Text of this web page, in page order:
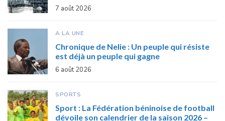
7 août 2026
A LA UNE
Chronique de Nelie : Un peuple qui résiste
est déjà un peuple qui gagne
6 août 2026
SPORTS
Sport : La Fédération béninoise de football
dévoile son calendrier de la saison 2026 –